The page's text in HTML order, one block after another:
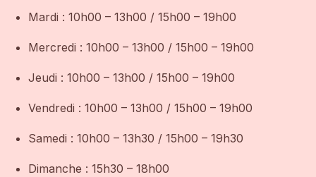
Mardi : 10h00 – 13h00 / 15h00 – 19h00
Mercredi : 10h00 – 13h00 / 15h00 – 19h00
Jeudi : 10h00 – 13h00 / 15h00 – 19h00
Vendredi : 10h00 – 13h00 / 15h00 – 19h00
Samedi : 10h00 – 13h30 / 15h00 – 19h30
Dimanche : 15h30 – 18h00